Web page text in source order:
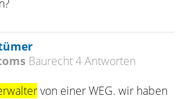
Baurecht4 Antworten
von einer WEG. wir haben